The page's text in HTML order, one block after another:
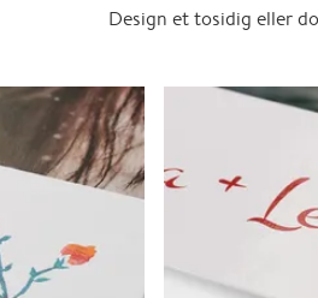
Design et tosidig eller